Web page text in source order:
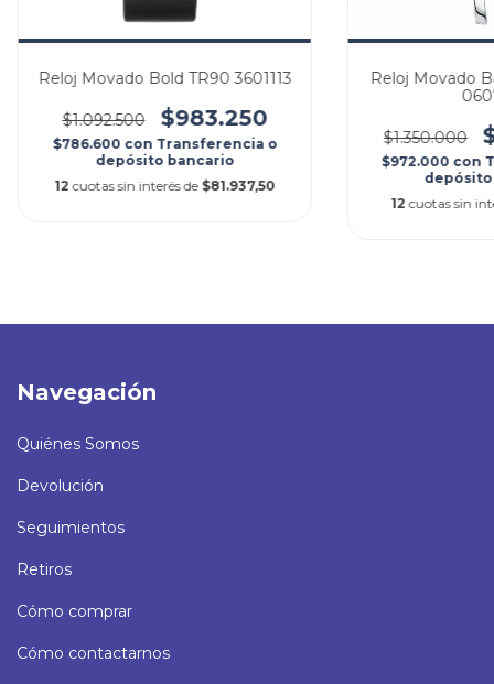
Reloj Movado Bold TR90 3601113
$1.092.500 $983.250
$786.600 con Transferencia o
depósito bancario
12 cuotas sin interés de $81.937,50
Reloj Movado
$1.350.000
$972.000 con
12 cuotas sin
Navegación
Quiénes Somos
Devolución
Seguimientos
Retiros
Cómo comprar
Cómo contactarnos